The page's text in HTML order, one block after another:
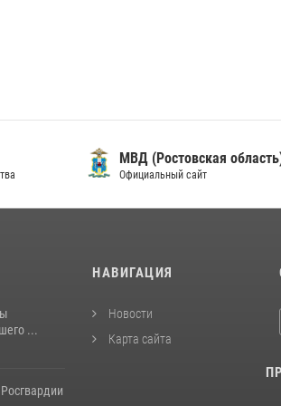
МВД (Ростовская
Официальный сайт
...
НАВИГАЦИЯ
Новости
Карта сайта